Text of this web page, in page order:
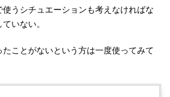
うシチュエーションも考えなければな
いない。
たことがないという方は一度使ってみて